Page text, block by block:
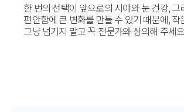
한 번의 선택이 앞으로의 시야와 눈 건강,
편안함에 큰 변화를 만들 수 있기 때문에, 작
그냥 넘기지 말고 꼭 전문가와 상의해 주세